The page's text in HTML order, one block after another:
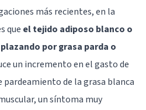
más recientes, en la
que el tejido adiposo blanco o
por grasa parda o
un incremento en el gasto de
pardeamiento de la grasa blanca
un síntoma muy